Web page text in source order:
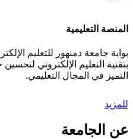
المنصة التعليمية
بوابة جامعة دمنهور للتعليم
بتقنية التعليم الإلكتروني
التميز في المجال التعليمي.
للمزيد
عن الجامعة